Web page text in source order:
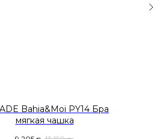
Bahia&Moi PY14 Бра
мягкая чашка